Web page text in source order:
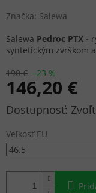
Značka: Salewa
190 € –23 %
146,20 €
Jednotková
Veľkosť EU
Salewa Pedroc PTX -
syntetickým zvrškom